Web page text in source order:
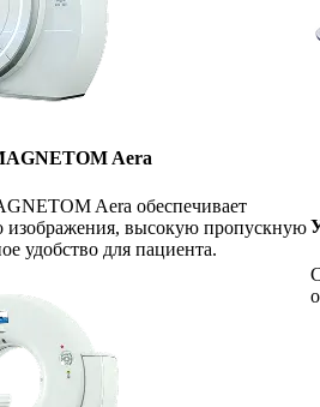
Aera
Aera обеспечивает
изображения, высокую пропускную
удобство для пациента.